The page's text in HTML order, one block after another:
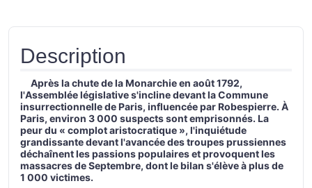
Description
Après la chute de la Monarchie en août 1792,
l'Assemblée législative s'incline devant la Commune
insurrectionnelle de Paris, influencée par Robespierre. À
Paris, environ 3 000 suspects sont emprisonnés. La
peur du « complot aristocratique », l'inquiétude
grandissante devant l'avancée des troupes prussiennes
déchaînent les passions populaires et provoquent les
massacres de Septembre, dont le bilan s'élève à plus de
1 000 victimes.